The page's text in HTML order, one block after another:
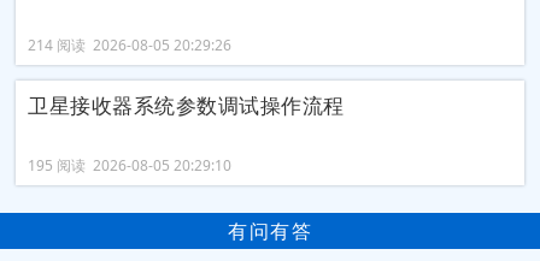
214 阅读 2026-08-05 20:29:26
卫星接收器系统参数调试操作流程
195 阅读 2026-08-05 20:29:10
有问有答